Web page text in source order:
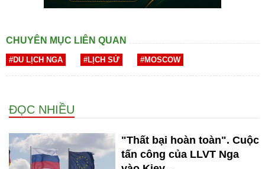
CHUYÊN MỤC LIÊN QUAN
#DU LỊCH NGA #LỊCH SỬ #MOSCOW
ĐỌC NHIỀU
"Thất bại hoàn toàn". Cuộc
tấn công của LLVT Nga